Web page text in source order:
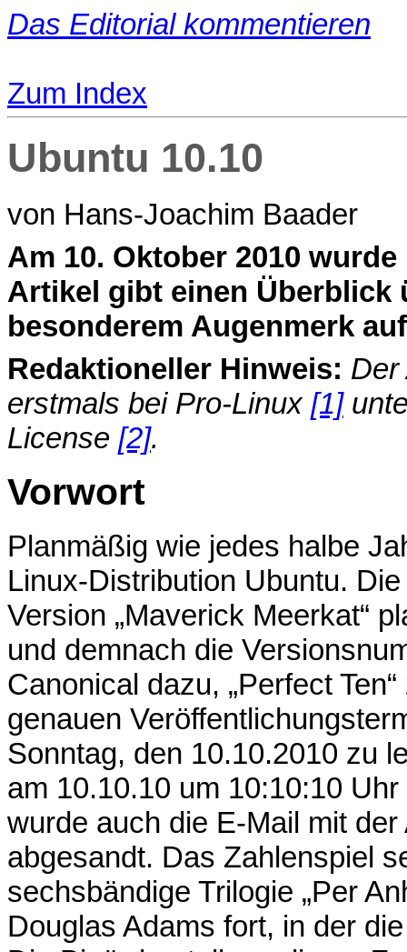
Das Editorial kommentieren
Zum Index
Ubuntu 10.10
von Hans-Joachim Baader
Am 10. Oktober 2010
Artikel gibt einen Überblick
besonderem Augenmerk
Redaktioneller Hinweis: Der
erstmals bei Pro-Linux [1]
License [2].
Vorwort
Planmäßig wie jedes halbe
Linux-Distribution Ubuntu.
Version „Maverick Meerkat“
und demnach die
Canonical dazu, „Perfect
genauen
Sonntag, den 10.10.2010 zu
am 10.10.10 um 10:10:10
wurde auch die E-Mail mit
abgesandt. Das Zahlenspiel
sechsbändige Trilogie „Per
Douglas Adams fort, in der